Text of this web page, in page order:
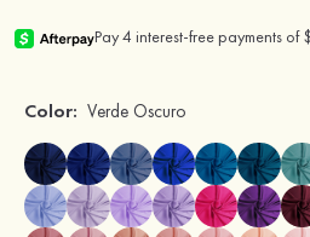
Color: Verde Oscuro